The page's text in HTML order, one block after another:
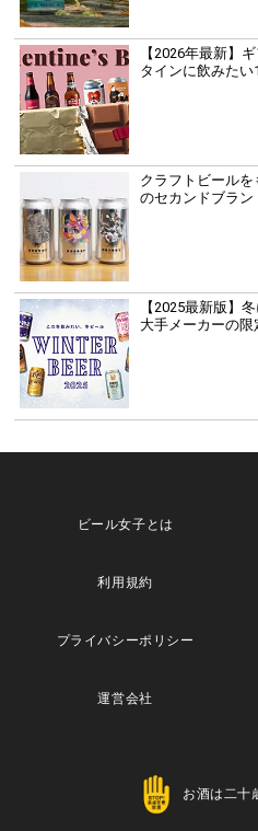
【2026年最新】
タインに飲みたい
クラフトビール
のセカンドブラン
【2025最新版】
大手メーカーの
ビール女子とは
利用規約
プライバシーポリシー
運営会社
お酒は二十